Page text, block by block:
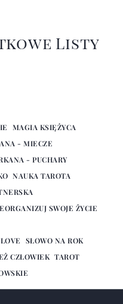
Listy
MAGIA KSIĘŻYCA
- MIECZE
- PUCHARY
NAUKA TAROTA
SWOJE ŻYCIE
SŁOWO NA ROK
CZŁOWIEK TAROT